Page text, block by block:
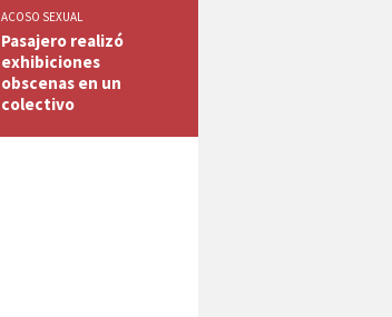
ACOSO SEXUAL
Pasajero realizó
exhibiciones
obscenas en un
colectivo